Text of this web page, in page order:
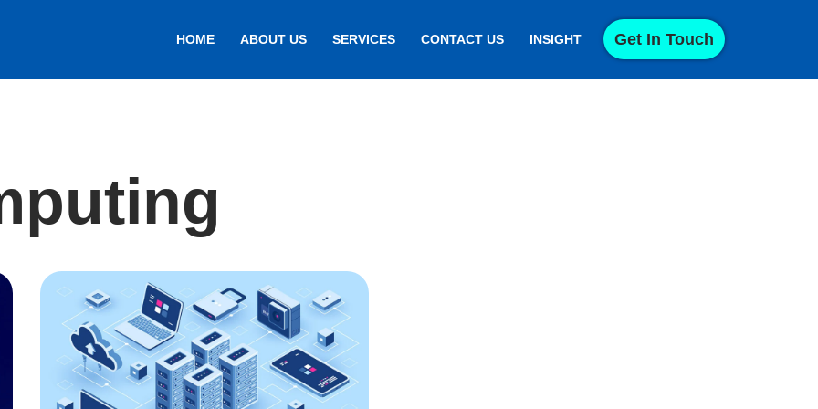
HOME ABOUT US SERVICES CONTACT US INSIGHT Get In Touch